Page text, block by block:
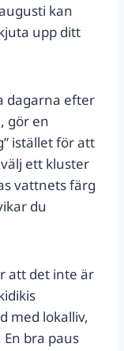
kan
upp ditt
dagarna efter
gör en
istället för att
ett kluster
vattnets färg
du
att det inte är
med lokalliv,
bra paus